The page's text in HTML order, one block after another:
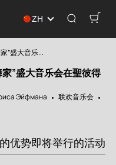
ZH
”盛大音乐...
”盛大音乐会在聖彼得
Эйфмана
联欢音乐会
优势即将举行的活动